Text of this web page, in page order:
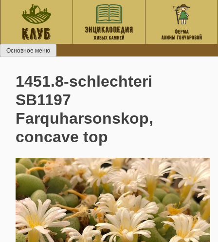
содержанию
Основное меню
1451.8-schlechteri
SB1197
Farquharsonskop,
concave top